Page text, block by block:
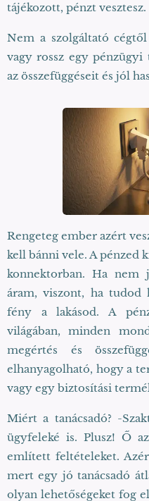
tájékozott, pénzt
Nem a szolgáltató
vagy rossz egy
az összefüggéseit és jól
Rengeteg ember azért
kell bánni vele. A pénzed
konnektorban. Ha nem
áram, viszont, ha tudod
fény a lakásod. A
világában, minden
megértés és
elhanyagolható, hogy a
vagy egy biztosítási
Miért a tanácsadó? -
ügyfeleké is. Plusz! Ő
említett feltételeket.
mert egy jó tanácsadó
olyan lehetőségeket fog